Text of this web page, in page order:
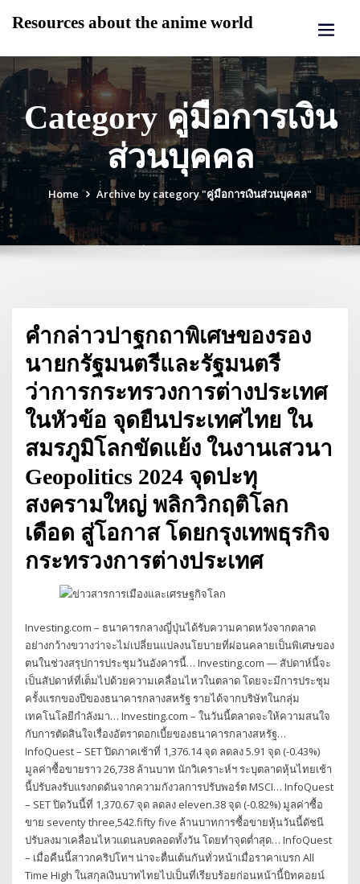
Resources about the anime world
Category คู่มือการเงิน
ส่วนบุคคล
Home Archive by category "คู่มือการเงินส่วนบุคคล"
คำกล่าวปาฐกถาพิเศษของรอง
นายกรัฐมนตรีและรัฐมนตรี
ว่าการกระทรวงการต่างประเทศ
ในหัวข้อ จุดยืนประเทศไทย ใน
สมรภูมิโลกขัดแย้ง ในงานเสวนา
Geopolitics 2024 จุดปะทุ
สงครามใหญ่ พลิกวิกฤติโลก
เดือด สู่โอกาส โดยกรุงเทพธุรกิจ
กระทรวงการต่างประเทศ
Investing.com – ธนาคารกลางญี่ปุ่นได้รับความคาดหวังจากตลาด
อย่างกว้างขวางว่าจะไม่เปลี่ยนแปลงนโยบายที่ผ่อนคลายเป็นพิเศษของ
ตนในช่วงสรุปการประชุมวันอังคารนี้… Investing.com — สัปดาห์นี้จะ
เป็นสัปดาห์ที่เต็มไปด้วยความเคลื่อนไหวในตลาด โดยจะมีการประชุม
ครั้งแรกของปีของธนาคารกลางสหรัฐ รายได้จากบริษัทในกลุ่ม
เทคโนโลยีกำลังมา… Investing.com – ในวันนี้ตลาดจะให้ความสนใจ
กับการตัดสินใจเรื่องอัตราดอกเบี้ยของธนาคารกลางสหรัฐ…
InfoQuest – SET ปิดภาคเช้าที่ 1,376.14 จุด ลดลง 5.91 จุด (-0.43%)
มูลค่าซื้อขายราว 26,738 ล้านบาท นักวิเคราะห์ฯ ระบุตลาดหุ้นไทยเช้า
นี้ปรับลงรับแรงกดดันจากความกังวลการปรับพอร์ต MSCI… InfoQuest
– SET ปิดวันนี้ที่ 1,370.67 จุด ลดลง eleven.38 จุด (-0.82%) มูลค่าซื้อ
ขาย seventy three,542.fifty five ล้านบาทการซื้อขายหุ้นวันนี้ดัชนี
ปรับลงมาเคลื่อนไหวแดนลบตลอดทั้งวัน โดยทำจุดต่ำสุด… InfoQuest
– เมื่อคืนนี้สาวกคริปโทฯ น่าจะตื่นเต้นกันทั่วหน้าเมื่อราคาเบรก All
Time High ในสกุลเงินบาทไทยไปเป็นที่เรียบร้อยก่อนหน้านี้บิทคอยน์